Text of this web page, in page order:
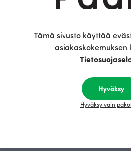
Tämä sivusto käyttää
asiakaskokemuksen
Hyväksy
Hyväksy vain